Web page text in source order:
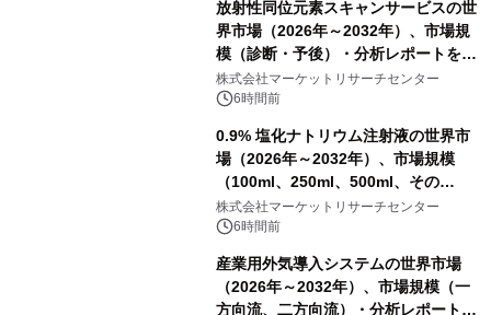
放射性同位元素スキャンサービスの世
界市場（2026年～2032年）、市場規
模（診断・予後）・分析レポートを発
表
株式会社マーケットリサーチセンター
6時間前
0.9% 塩化ナトリウム注射液の世界市
場（2026年～2032年）、市場規模
（100ml、250ml、500ml、その
他）・分析レポートを発表
株式会社マーケットリサーチセンター
6時間前
産業用外気導入システムの世界市場
（2026年～2032年）、市場規模（一
方向流、二方向流）・分析レポートを